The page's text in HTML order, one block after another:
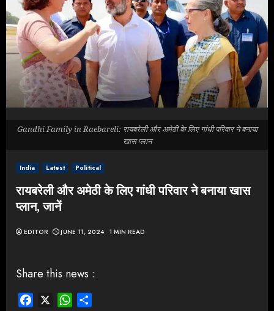
India Latest Political
रायबरेली और अमेठी के लिए गांधी परिवार ने बनाया खास
प्लान, जानें
EDITOR JUNE 11, 2024 1 MIN READ
Gandhi Family in Raebareli: रायबरेली और अमेठी के लिए गांधी परिवार ने बनाया
खास प्लान
Share this news :
Facebook WhatsApp